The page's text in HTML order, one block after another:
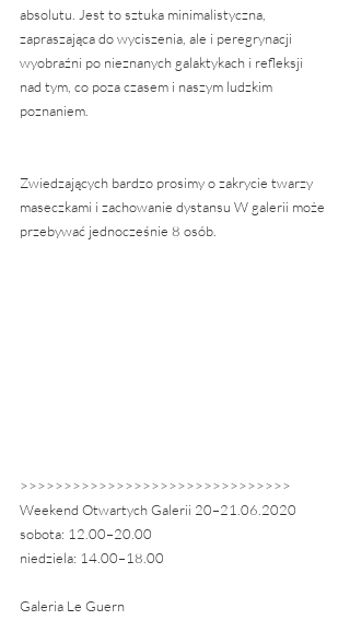
absolutu. Jest to sztuka minimalistyczna,
zapraszająca do wyciszenia, ale i peregrynacji
wyobraźni po nieznanych galaktykach i refleksji
nad tym, co poza czasem i naszym ludzkim
poznaniem.
Zwiedzających bardzo prosimy o zakrycie twarzy
maseczkami i zachowanie dystansu W galerii może
przebywać jednocześnie 8 osób.
>>>>>>>>>>>>>>>>>>>>>>>>>>>>>>>
Weekend Otwartych Galerii 20–21.06.2020
sobota: 12.00–20.00
niedziela: 14.00–18.00
Galeria Le Guern